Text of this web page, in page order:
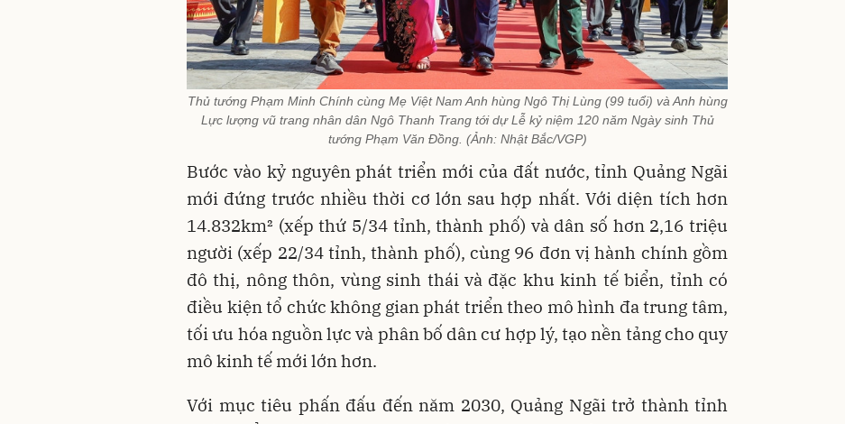
Thủ tướng Phạm Minh Chính cùng Mẹ Việt Nam Anh hùng Ngô Thị Lùng (99 tuổi) và Anh hùng
Lực lượng vũ trang nhân dân Ngô Thanh Trang tới dự Lễ kỷ niệm 120 năm Ngày sinh Thủ
tướng Phạm Văn Đồng. (Ảnh: Nhật Bắc/VGP)
Bước vào kỷ nguyên phát triển mới của đất nước, tỉnh Quảng Ngãi
mới đứng trước nhiều thời cơ lớn sau hợp nhất. Với diện tích hơn
14.832km² (xếp thứ 5/34 tỉnh, thành phố) và dân số hơn 2,16 triệu
người (xếp 22/34 tỉnh, thành phố), cùng 96 đơn vị hành chính gồm
đô thị, nông thôn, vùng sinh thái và đặc khu kinh tế biển, tỉnh có
điều kiện tổ chức không gian phát triển theo mô hình đa trung tâm,
tối ưu hóa nguồn lực và phân bố dân cư hợp lý, tạo nền tảng cho quy
mô kinh tế mới lớn hơn.
Với mục tiêu phấn đấu đến năm 2030, Quảng Ngãi trở thành tỉnh